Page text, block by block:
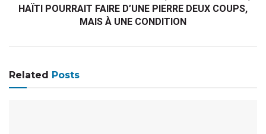
HAÏTI POURRAIT FAIRE D’UNE PIERRE DEUX COUPS,
MAIS À UNE CONDITION
Related Posts